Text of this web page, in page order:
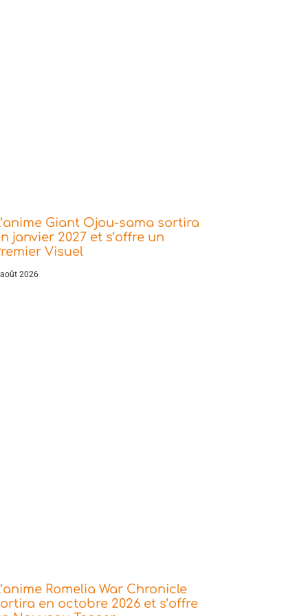
Giant Ojou-sama sortira
janvier 2027 et s’offre un
Visuel
2026
Romelia War Chronicle
en octobre 2026 et s’offre